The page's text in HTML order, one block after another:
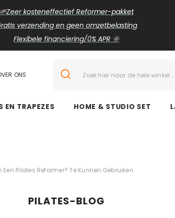
🌱Zeer kosteneffectief Reformer-pakket
verzending en geen omzetbelasting
Flexibele financiering/0% APR 🌞
ONS
EN TRAPEZES HOME & STUDIO SET
​​Pilates Reformer? Te Kunnen Gebruiken
PILATES-BLOG